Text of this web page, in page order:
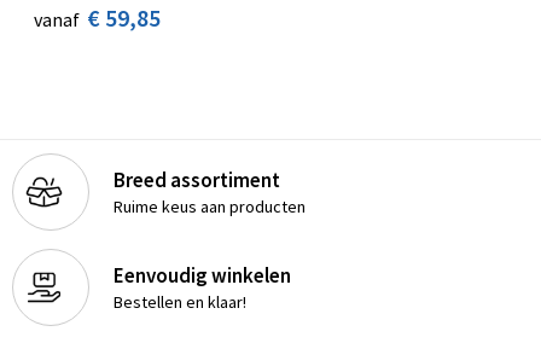
vanaf € 59,85
Breed assortiment
Ruime keus aan producten
Eenvoudig winkelen
Bestellen en klaar!